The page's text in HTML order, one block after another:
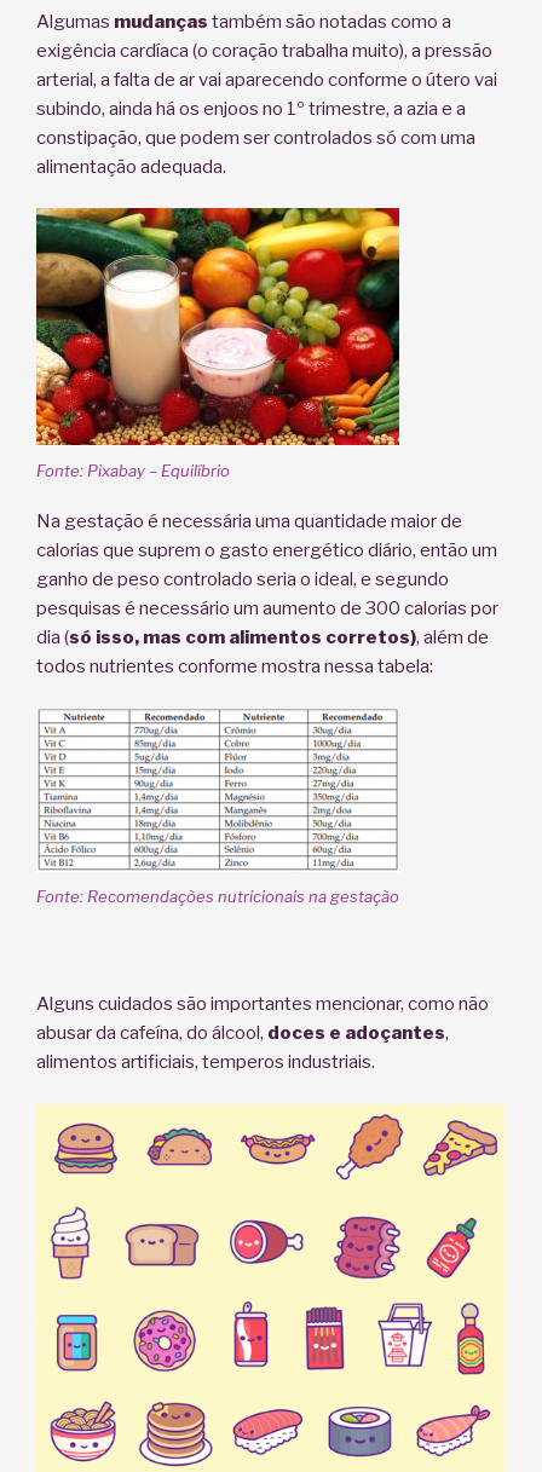
Algumas mudanças também são notadas como a
exigência cardíaca (o coração trabalha muito), a pressão
arterial, a falta de ar vai aparecendo conforme o útero vai
subindo, ainda há os enjoos no 1º trimestre, a azia e a
constipação, que podem ser controlados só com uma
alimentação adequada.
Fonte: Pixabay – Equilíbrio
Na gestação é necessária uma quantidade maior de
calorias que suprem o gasto energético diário, então um
ganho de peso controlado seria o ideal, e segundo
pesquisas é necessário um aumento de 300 calorias por
dia (só isso, mas com alimentos corretos), além de
todos nutrientes conforme mostra nessa tabela:
Fonte: Recomendações nutricionais na gestação
Alguns cuidados são importantes mencionar, como não
abusar da cafeína, do álcool, doces e adoçantes,
alimentos artificiais, temperos industriais.